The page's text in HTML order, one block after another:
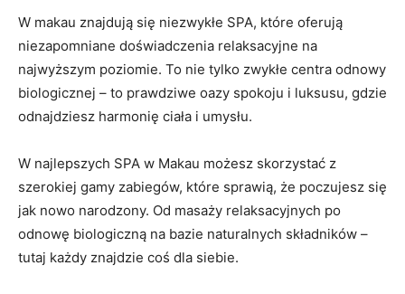
W ​makau znajdują się niezwykłe ‍SPA, które oferują
⁤niezapomniane doświadczenia relaksacyjne na
najwyższym poziomie. ⁢To nie ⁢tylko zwykłe ‌centra odnowy
​biologicznej – to prawdziwe oazy spokoju i ⁣luksusu, gdzie
odnajdziesz harmonię ciała ⁤i⁣ umysłu.
W najlepszych SPA w Makau możesz skorzystać‍ z
szerokiej gamy⁢ zabiegów, które sprawią, że poczujesz się⁢
jak nowo narodzony. ⁣Od masaży relaksacyjnych po
⁣odnowę biologiczną na bazie naturalnych składników –
tutaj każdy znajdzie coś dla ​siebie.